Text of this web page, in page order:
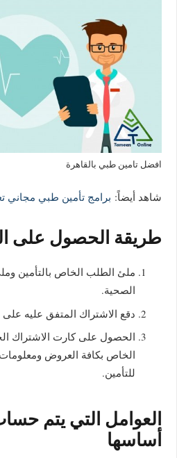
افضل تامين طبي بالقاهرة
شاهد أيضاً: برامج تأمين طبي مجاني
طريقة الحصول على
ملئ الطلب الخاص بالتأمين
الصحية.
دقع الاشتراك المتفق عليه
الحصول على كارت الاشتراك
الخاص بكافة العروض
للتأمين.
العوامل التي يتم
أساسها